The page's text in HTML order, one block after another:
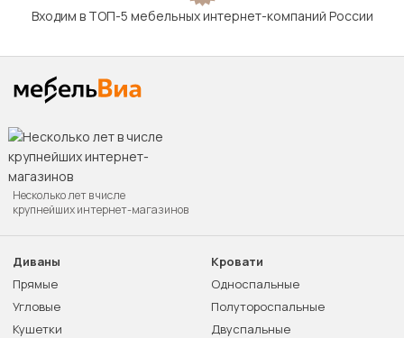
Входим в ТОП-5 мебельных интернет-компаний России
Несколько лет в числе
крупнейших интернет-магазинов
Диваны
Прямые
Угловые
Кушетки
Кровати
Односпальные
Полутороспальные
Двуспальные